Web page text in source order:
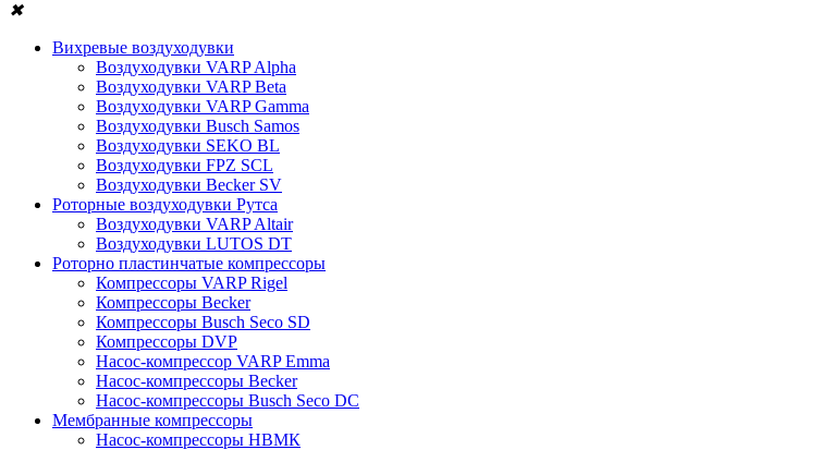
✖
Вихревые воздуходувки
Воздуходувки VARP Alpha
Воздуходувки VARP Beta
Воздуходувки VARP Gamma
Воздуходувки Busch Samos
Воздуходувки SEKO BL
Воздуходувки FPZ SCL
Воздуходувки Becker SV
Роторные воздуходувки Рутса
Воздуходувки VARP Altair
Воздуходувки LUTOS DT
Роторно пластинчатые компрессоры
Компрессоры VARP Rigel
Компрессоры Becker
Компрессоры Busch Seco SD
Компрессоры DVP
Насос-компрессор VARP Emma
Насос-компрессоры Becker
Насос-компрессоры Busch Seco DC
Мембранные компрессоры
Насос-компрессоры НВМК